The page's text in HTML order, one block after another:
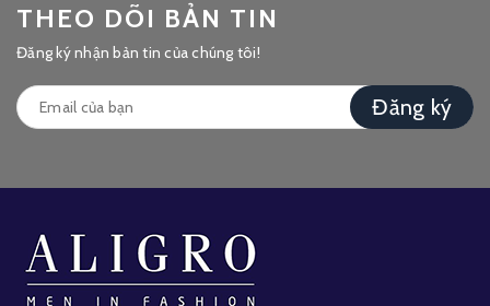
THEO DÕI BẢN TIN
Đăng ký nhận bản tin của chúng tôi!
Đăng ký